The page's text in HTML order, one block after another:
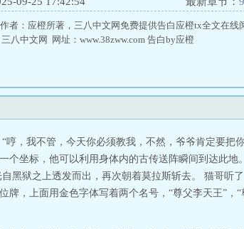
者：应橙所著，三八中文网免费提供告白应橙tx全文在线
八中文网 网址：www.38zww.com 告白by应橙
哼，我不管，今天你必须教我，不然，爷爷肯定要把
个坐标，他可以利用身体内的古传送阵瞬间到达此
黑狱之上透发而出，再次朝着莫拉斯斩去。 猫哥听
牌，上面用金色字体写着两个名号，“尊父李天王”